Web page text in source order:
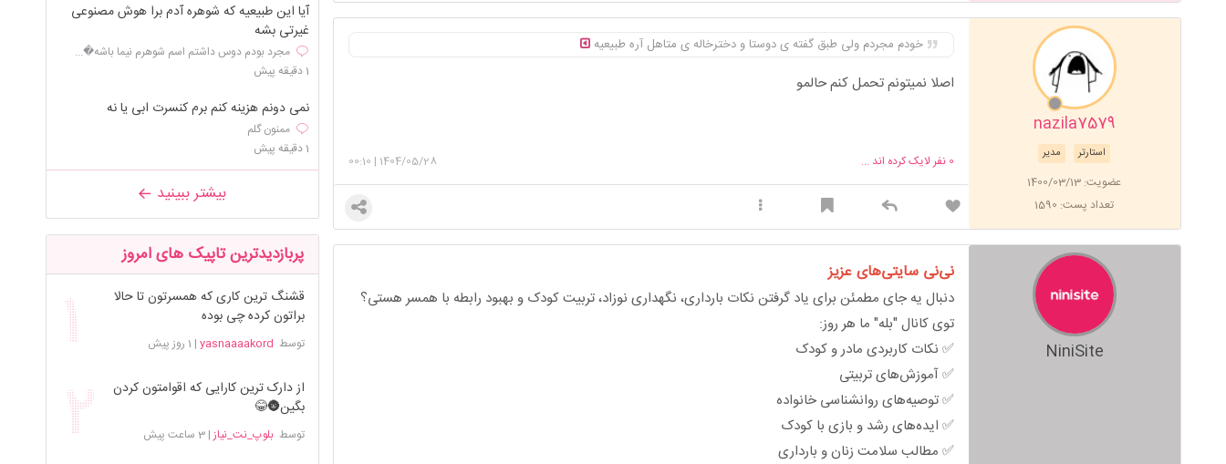
nazila7579
مدیر استارتر
عضویت: 1400/03/13
تعداد پست: 1590
خودم مجردم ولی طبق گفته ی دوستا و دخترخاله ی متاهل آره طبیعیه
اصلا نمیتونم تحمل کنم حالمو
1404/05/28
|
00:10 0 نفر لایک کرده اند ...
NiniSite
نی‌نی سایتی‌های عزیز
دنبال یه جای مطمئن برای یاد گرفتن نکات بارداری، نگهداری نوزاد، تربیت کودک و بهبود رابطه با همسر هستی؟
توی کانال "بله" ما هر روز:
✅ نکات کاربردی مادر و کودک
✅ آموزش‌های تربیتی
✅ توصیه‌های روانشناسی خانواده
✅ ایده‌های رشد و بازی با کودک
✅ مطالب سلامت زنان و بارداری
آیا این طبیعیه که شوهره آدم برا هوش مصنوعی
غیرتی بشه
مجرد بودم دوس داشتم اسم شوهرم نیما باشه�...
1 دقیقه پیش
نمی‌ دونم هزینه کنم برم کنسرت ابی یا نه
ممنون گلم
1 دقیقه پیش
بیشتر ببینید
پربازدیدترین تاپیک های امروز
قشنگ ترین کاری که همسرتون تا حالا
براتون کرده چی بوده
توسط yasnaaaakord
| 1 روز پیش
از دارک ترین کارایی که اقوامتون کردن
بگین🌚😂
توسطبلوپ_نت_نیاز|3 ساعت پیش